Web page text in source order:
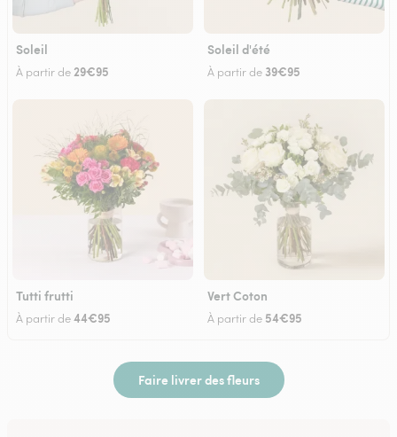
Soleil
À partir de29€95
Soleil d'été
À partir de 39€95
Tutti frutti
À partir de44€95
Vert Coton
À partir de 54€95
Faire livrer des fleurs